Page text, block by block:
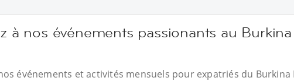
à nos événements passionants au Burkina
événements et activités mensuels pour expatriés du Burkina